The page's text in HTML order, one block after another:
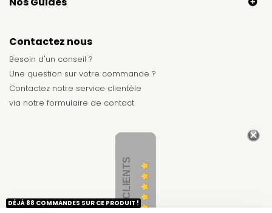
DÉJÀ 88 COMMANDES SUR CE PRODUIT !
Contactez nous
Besoin d'un conseil ?
Une question sur votre commande ?
Contactez notre service clientèle
via notre formulaire de contact
AVIS CLIENTS